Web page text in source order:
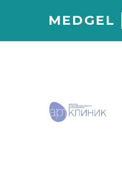
MEDGEL